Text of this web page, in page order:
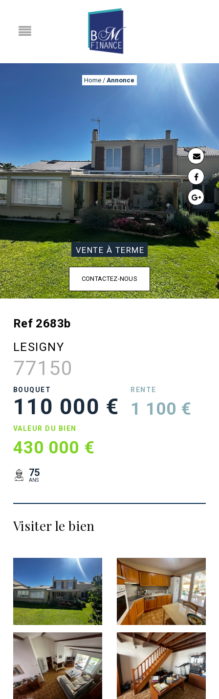
Home / Annonce
VENTE À TERME
CONTACTEZ-NOUS
Ref 2683b
LESIGNY
77150
BOUQUET
110 000 €
RENTE
1 100 €
VALEUR DU BIEN
430 000 €
75
ANS
Visiter le bien